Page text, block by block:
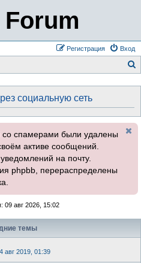
Forum
Вход
Регистрация
социальную сеть
со спамерами были удалены
активе сообщений.
на почту.
phpbb, перераспределены
09 авг 2026, 15:02
темы
авг 2019, 01:39